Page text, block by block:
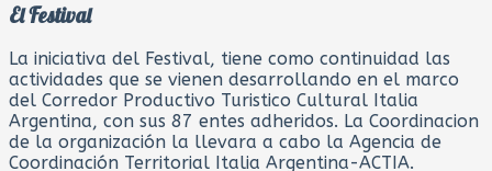
El Festival
La iniciativa del Festival, tiene como continuidad las
actividades que se vienen desarrollando en el marco
del Corredor Productivo Turistico Cultural Italia
Argentina, con sus 87 entes adheridos. La Coordinacion
de la organización la llevara a cabo la Agencia de
Coordinación Territorial Italia Argentina-ACTIA.